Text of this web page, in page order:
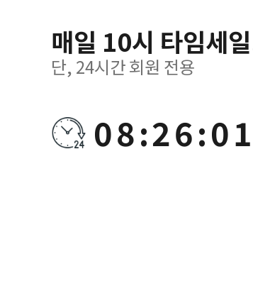
매일 10시 타임세
단, 24시간 회원 전용
08:26:00